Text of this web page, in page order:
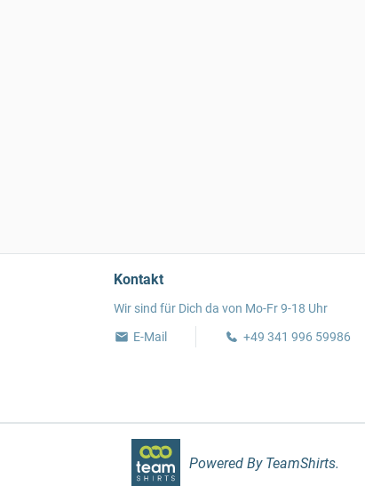
Kontakt
Wir sind für Dich da von Mo-Fr 9-18 Uhr
E-Mail
+49 341 996 59986
Powered By TeamShirts.